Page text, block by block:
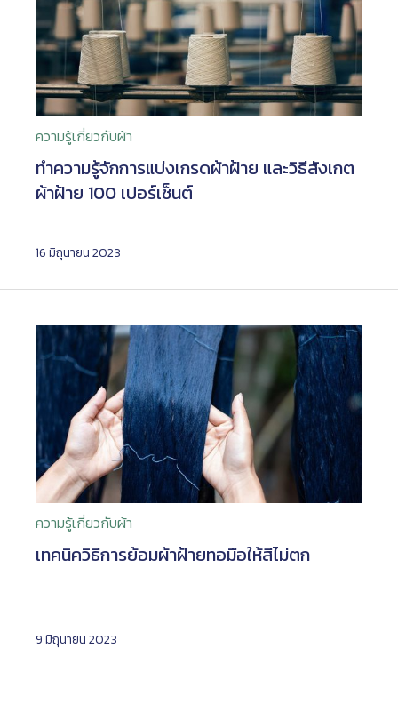
ความรู้เกี่ยวกับผ้า
ทำความรู้จักการแบ่งเกรดผ้าฝ้าย และวิธีสังเกต
ผ้าฝ้าย 100 เปอร์เซ็นต์
16 มิถุนายน 2023
ความรู้เกี่ยวกับผ้า
เทคนิควิธีการย้อมผ้าฝ้ายทอมือให้สีไม่ตก
9 มิถุนายน 2023